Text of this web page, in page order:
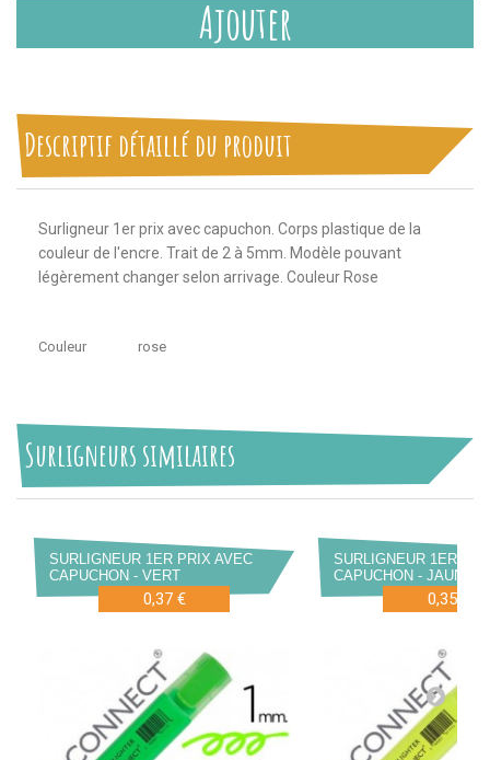
Ajouter
Descriptif détaillé du produit
Surligneur 1er prix avec capuchon. Corps plastique de la
couleur de l'encre. Trait de 2 à 5mm. Modèle pouvant
légèrement changer selon arrivage. Couleur Rose
Couleur rose
Surligneurs similaires
SURLIGNEUR 1ER PRIX AVEC
CAPUCHON - VERT
0,37 €
SURLIGNEUR 1ER
CAPUCHON - JAUNE
0,35 €